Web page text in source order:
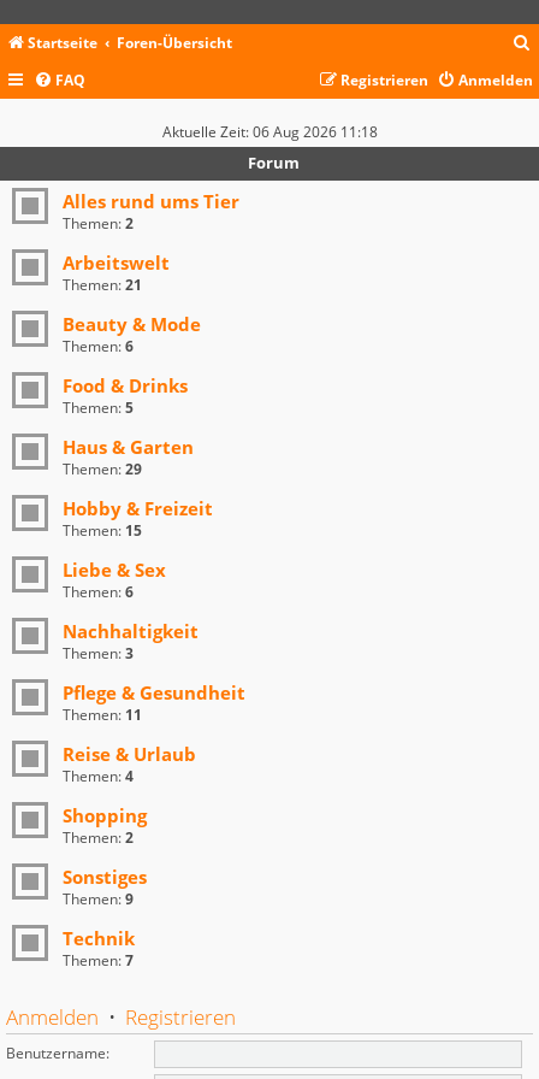
Startseite Foren-Übersicht
c
FAQ Anmelden
Registrieren
Aktuelle Zeit: 06 Aug 2026 11:18
Forum
Alles rund ums Tier
Themen:2
Arbeitswelt
Themen:21
Beauty & Mode
Themen:6
Food & Drinks
Themen:5
Haus & Garten
Themen:29
Hobby & Freizeit
Themen: 15
Liebe & Sex
Themen:6
Nachhaltigkeit
Themen:3
Pflege & Gesundheit
Themen: 11
Reise & Urlaub
Themen:4
Shopping
Themen:2
Sonstiges
Themen:9
Technik
Themen:7
Anmelden • Registrieren
Benutzername: